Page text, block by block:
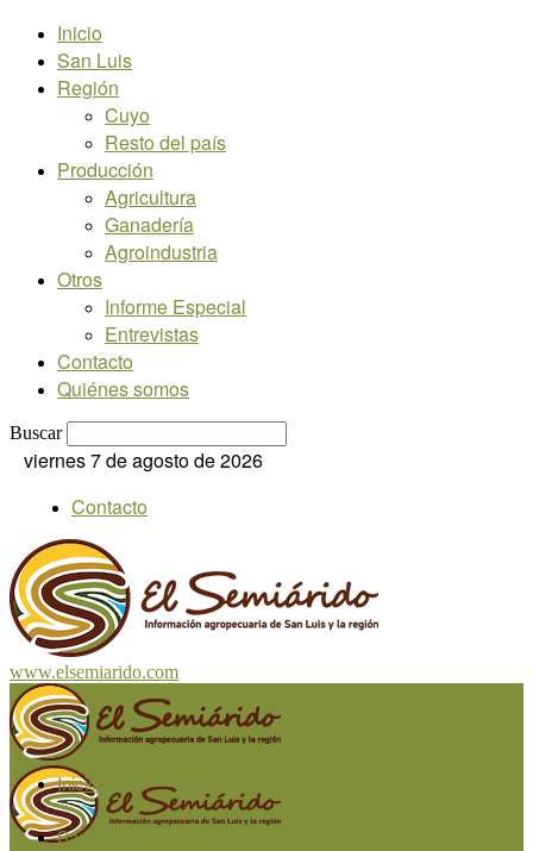
Inicio
San Luis
Región
Cuyo
Resto del país
Producción
Agricultura
Ganadería
Agroindustria
Otros
Informe Especial
Entrevistas
Contacto
Quiénes somos
Buscar
viernes 7 de agosto de 2026
Contacto
www.elsemiarido.com
Inicio
San Luis